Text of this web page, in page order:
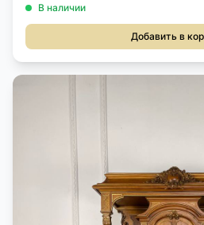
В наличии
Добавить в